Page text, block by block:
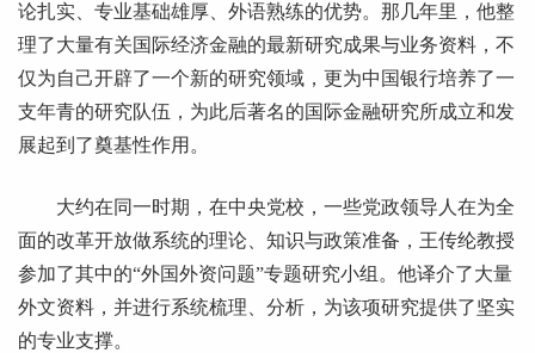
论扎实、专业基础雄厚、外语熟练的优势。那几年里，他整
理了大量有关国际经济金融的最新研究成果与业务资料，不
仅为自己开辟了一个新的研究领域，更为中国银行培养了一
支年青的研究队伍，为此后著名的国际金融研究所成立和发
展起到了奠基性作用。
大约在同一时期，在中央党校，一些党政领导人在为全
面的改革开放做系统的理论、知识与政策准备，王传纶教授
参加了其中的“外国外资问题”专题研究小组。他译介了大量
外文资料，并进行系统梳理、分析，为该项研究提供了坚实
的专业支撑。